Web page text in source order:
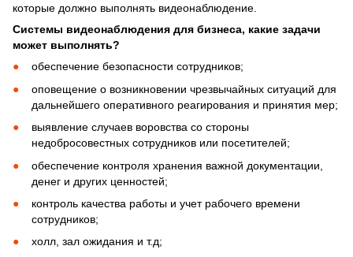
которые должно выполнять видеонаблюдение.
Системы видеонаблюдения для бизнеса, какие задачи
может выполнять?
обеспечение безопасности сотрудников;
оповещение о возникновении чрезвычайных ситуаций для
дальнейшего оперативного реагирования и принятия мер;
выявление случаев воровства со стороны
недобросовестных сотрудников или посетителей;
обеспечение контроля хранения важной документации,
денег и других ценностей;
контроль качества работы и учет рабочего времени
сотрудников;
холл, зал ожидания и т.д;